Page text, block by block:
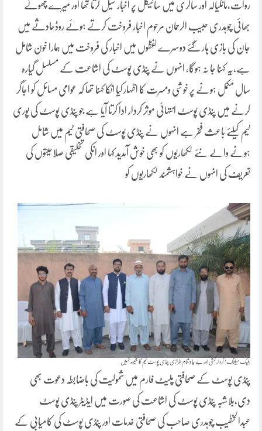
روات،مانکیالہ اور ساگری میں سائیکل پر اخبار سیل کرتا تھا اور میرے چھوٹے
بھائی چوہدری حبیب الرحمان مرحوم اخبار فروخت کرتے ہوئے روڈحادثے میں
جان کی بازی ہار گئے دوسرے لفظوں میں اخبار کی فروخت میں ہمارا خون شامل
ہے،یہ کہنا جا نہ ہوگا، انہوں نے پنڈی پوسٹ کی اشاعت کے مسلسل گیارہ
سال مکمل ہونے پر خوشی ومسرت کا اظہار کیا انکا کہنا تھا کہ عوامی مسائل کو اجاگر
کرنے میں پنڈی پوسٹ انتہائی موثر کردار ادا کرتا آیا ہے جو پنڈی پوسٹ کی پوری
ٹیم کیلئے باعث فخر ہے انہوں نے پنڈی پوسٹ کی صحافتی ٹیم میں شامل
ہونے والے نئے لکھاریوں کو بھی خوش آمدید کہا اور انکی تخلیقی صلاحیتوں کی
تعریف کی انہوں نے خواہشمند لکھاریوں کو
بلیک میلنگ‘ کردار کشی اور بے جا دشنام طرازی پنڈی پوسٹ ٹیم کا شیوہ نہیں
پنڈی پوسٹ کے صحافتی پلیٹ فارم میں شمولیت کی باضابطہ دعوت بھی
دی،بلاشبہ پنڈی پوسٹ کی اشاعت کی صورت میں ایڈیٹر پنڈی پوسٹ
عبدالخطیب چوہدری صاحب کی صحافتی خدمات اور پنڈی پوسٹ کی کامیابی کے